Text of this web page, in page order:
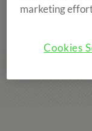
marketing
Cookies